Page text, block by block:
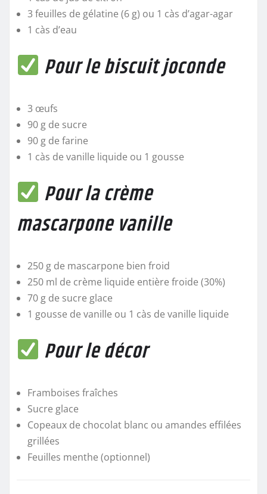
3 feuilles de gélatine (6 g) ou 1 càs d’agar-agar
1 càs d’eau
Pour le biscuit joconde
3 œufs
90 g de sucre
90 g de farine
1 càs de vanille liquide ou 1 gousse
Pour la crème
mascarpone vanille
250 g de mascarpone bien froid
250 ml de crème liquide entière froide (30%)
70 g de sucre glace
1 gousse de vanille ou 1 càs de vanille liquide
Pour le décor
Framboises fraîches
Sucre glace
Copeaux de chocolat blanc ou amandes effilées
grillées
Feuilles menthe (optionnel)